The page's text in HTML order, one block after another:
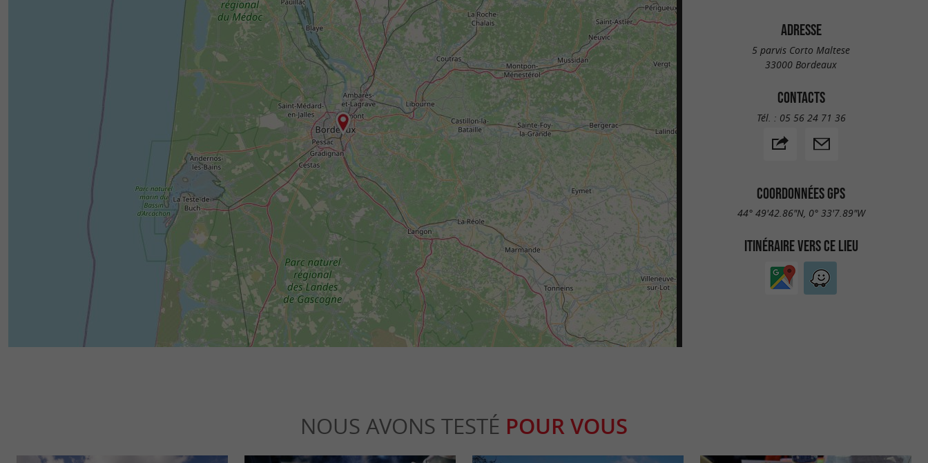
ADRESSE
5 parvis Corto Maltese
33000 Bordeaux
CONTACTS
Tél. : 05 56 24 71 36
COORDONNÉES GPS
44° 49'42.86"N, 0° 33'7.89"W
ITINÉRAIRE VERS CE LIEU
NOUS AVONS TESTÉ POUR VOUS